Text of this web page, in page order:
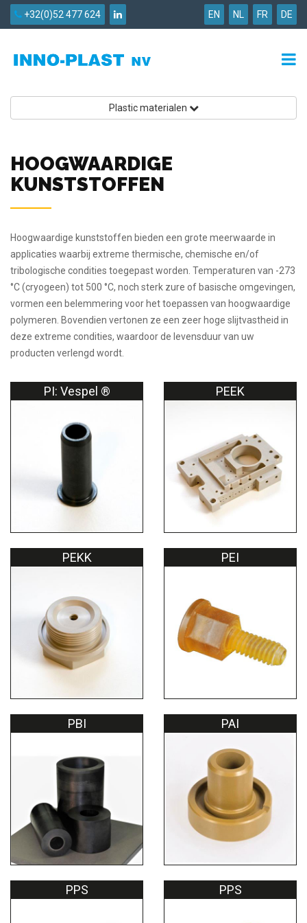
EN NL FR DE
+32(0)52 477 624
Plastic materialen
HOOGWAARDIGE
KUNSTSTOFFEN
Hoogwaardige kunststoffen bieden een grote meerwaarde in
applicaties waarbij extreme thermische, chemische en/of
tribologische condities toegepast worden. Temperaturen van -273
°C (cryogeen) tot 500 °C, noch sterk zure of basische omgevingen,
vormen een belemmering voor het toepassen van hoogwaardige
polymeren. Bovendien vertonen ze een zeer hoge slijtvastheid in
deze extreme condities, waardoor de levensduur van uw
producten verlengd wordt.
PI: Vespel ® PEEK
PEKK PEI
PBI PAI
PPS PPS